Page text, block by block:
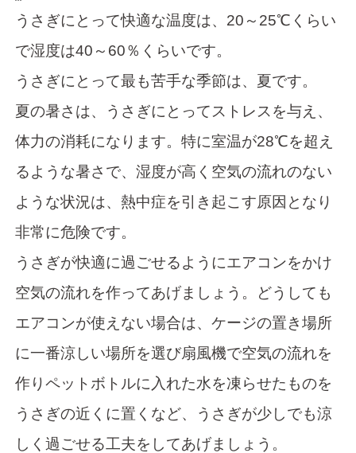
うさぎにとって快適な温度は、20～25℃くらい
で湿度は40～60％くらいです。
うさぎにとって最も苦手な季節は、夏です。
夏の暑さは、うさぎにとってストレスを与え、
体力の消耗になります。特に室温が28℃を超え
るような暑さで、湿度が高く空気の流れのない
ような状況は、熱中症を引き起こす原因となり
非常に危険です。
うさぎが快適に過ごせるようにエアコンをかけ
空気の流れを作ってあげましょう。どうしても
エアコンが使えない場合は、ケージの置き場所
に一番涼しい場所を選び扇風機で空気の流れを
作りペットボトルに入れた水を凍らせたものを
うさぎの近くに置くなど、うさぎが少しでも涼
しく過ごせる工夫をしてあげましょう。